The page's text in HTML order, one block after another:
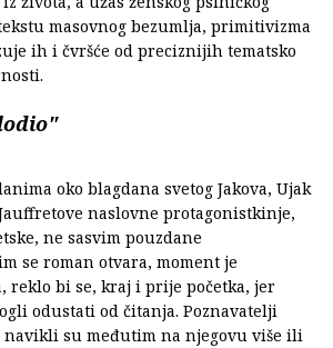
masovnog bezumlja, primitivizma
ih i čvršće od preciznijih tematsko
oko blagdana svetog Jakova, Ujak
naslovne protagonistkinje,
ne sasvim pouzdane
se roman otvara, moment je
reklo bi se, kraj i prije početka, jer
odustati od čitanja. Poznavatelji
navikli su međutim na njegovu više ili